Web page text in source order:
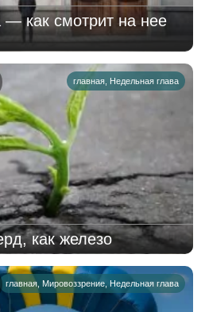
как смотрит на нее
главная, Недельная глава
как железо
главная, Мировоззрение, Недельная глава